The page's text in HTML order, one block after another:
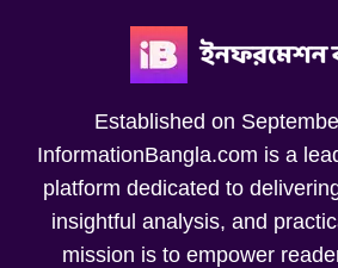
Established on
InformationBangla.com is a
platform dedicated to
insightful analysis, and
mission is to empower